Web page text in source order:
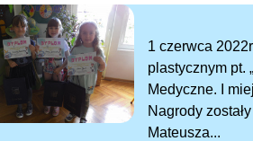
1 czerwca
plastycznym pt.
Medyczne. I
Nagrody
Mateusza...